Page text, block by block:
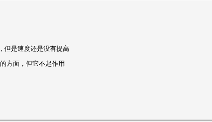
(5.87%)
：0-1 迭代：2048-3072
> blr980823
扇：43% 利用率：100% 核心：1645MHz 内存：5005MHz 总线：4
但是速度还是没有提高
方面，但它不起作用